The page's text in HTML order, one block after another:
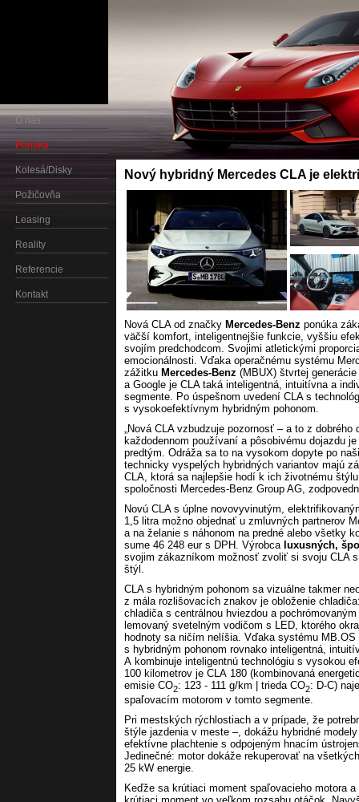
O nás
Ponuka
Kolesá/Disky
Požičovňa
Leasing
Reality
Referencie
Kontakt
Nový hybridný Mercedes CLA je
Nová CLA od značky Mercedes-Benz ponúka
väčší komfort, inteligentnejšie funkcie, vyššiu
svojím predchodcom. Svojimi atletickými
emocionálnosti. Vďaka operačnému systému
zážitku Mercedes-Benz (MBUX) štvrtej
a Google je CLA taká inteligentná, intuitívna a
segmente. Po úspešnom uvedení CLA s
s vysokoefektívnym hybridným pohonom.
„Nová CLA vzbudzuje pozornosť – a to z
každodennom používaní a pôsobivému dojazdu
predtým. Odráža sa to na vysokom dopyte po
technicky vyspelých hybridných variantov majú
CLA, ktorá sa najlepšie hodí k ich životnému
spoločnosti Mercedes-Benz Group AG,
Novú CLA s úplne novovyvinutým,
1,5 litra možno objednať u zmluvných partnerov
a na želanie s náhonom na predné alebo všetky
sume 46 248 eur s DPH. Výrobca luxusných,
svojim zákazníkom možnosť zvoliť si svoju CLA
štýl.
CLA s hybridným pohonom sa vizuálne takmer
z mála rozlišovacích znakov je obloženie
chladiča s centrálnou hviezdou a
lemovaný svetelným vodičom s LED, ktorého
hodnoty sa ničím nelíšia. Vďaka systému
s hybridným pohonom rovnako inteligentná,
A kombinuje inteligentnú technológiu s vysokou
100 kilometrov je CLA 180 (kombinovaná
emisie CO2: 123 - 111 g/km | trieda CO2: D-C)
spaľovacím motorom v tomto segmente.
Pri mestských rýchlostiach a v prípade, že
štýle jazdenia v meste –, dokážu hybridné
efektívne plachtenie s odpojeným hnacím
Jedinečné: motor dokáže rekuperovať na
25 kW energie.
Keďže sa krútiaci moment spaľovacieho motora